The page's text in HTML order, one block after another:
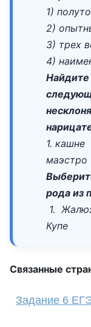
1)
2)
3) трех
4)
1.
маэстро
рода из
1.
Купе
Связанные
Задание 6